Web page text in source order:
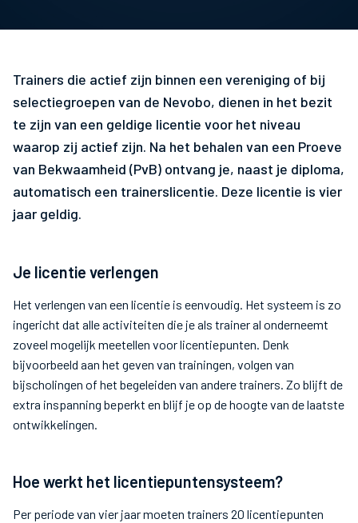
Trainers die actief zijn binnen een vereniging of bij
selectiegroepen van de Nevobo, dienen in het bezit
te zijn van een geldige licentie voor het niveau
waarop zij actief zijn. Na het behalen van een Proeve
van Bekwaamheid (PvB) ontvang je, naast je diploma,
automatisch een trainerslicentie. Deze licentie is vier
jaar geldig.
Je licentie verlengen
Het verlengen van een licentie is eenvoudig. Het systeem is zo
ingericht dat alle activiteiten die je als trainer al onderneemt
zoveel mogelijk meetellen voor licentiepunten. Denk
bijvoorbeeld aan het geven van trainingen, volgen van
bijscholingen of het begeleiden van andere trainers. Zo blijft de
extra inspanning beperkt en blijf je op de hoogte van de laatste
ontwikkelingen.
Hoe werkt het licentiepuntensysteem?
Per periode van vier jaar moeten trainers 20 licentiepunten